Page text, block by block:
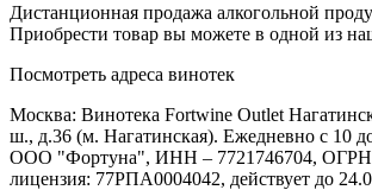
Дистанционная продажа алкогольной
Приобрести товар вы можете в одной из
Посмотреть адреса винотек
Москва: Винотека Fortwine Outlet
ш., д.36 (м. Нагатинская). Ежедневно с 10
ООО "Фортуна", ИНН – 7721746704, ОГРН
лицензия: 77РПА0004042, действует до